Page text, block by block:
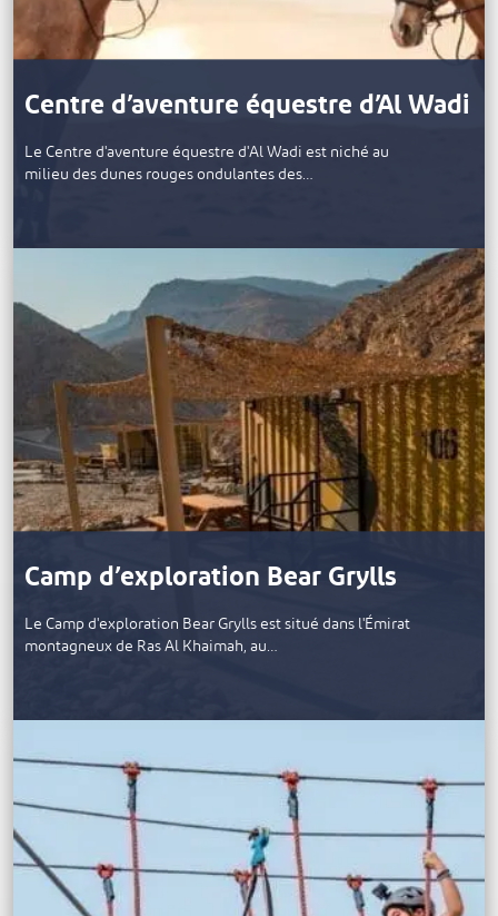
Centre d’aventure équestre d’Al Wadi
Le Centre d'aventure équestre d'Al Wadi est niché au
milieu des dunes rouges ondulantes des…
Camp d’exploration Bear Grylls
Le Camp d'exploration Bear Grylls est situé dans l'Émirat
montagneux de Ras Al Khaimah, au…